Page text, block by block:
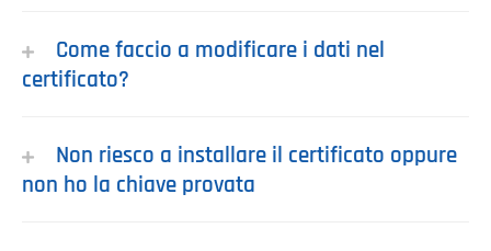
Come faccio a modificare i dati nel
certificato?
Non riesco a installare il certificato oppure
non ho la chiave provata